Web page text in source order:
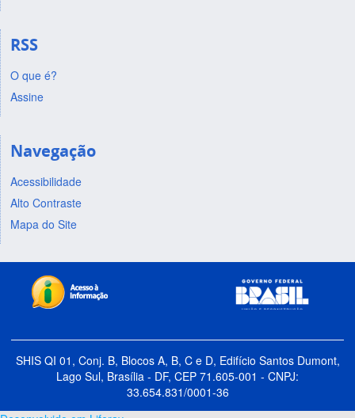
RSS
O que é?
Assine
Navegação
Acessibilidade
Alto Contraste
Mapa do Site
SHIS QI 01, Conj. B, Blocos A, B, C e D, Edifício Santos Dumont,
Lago Sul, Brasília - DF, CEP 71.605-001 - CNPJ:
33.654.831/0001-36